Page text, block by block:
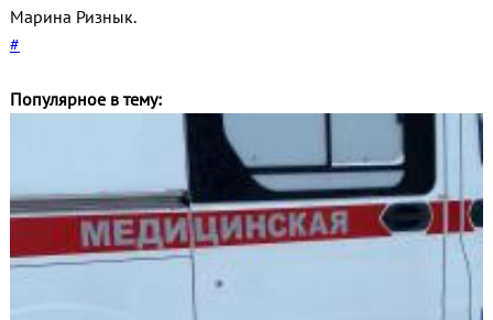
Марина Ризнык.
#
Популярное в тему: